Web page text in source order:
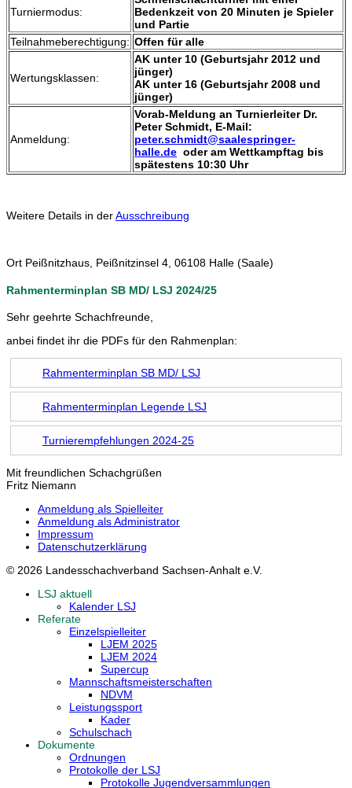
Turniermodus:
Bedenkzeit von 20 Minuten je Spieler
und Partie
Teilnahmeberechtigung: Offen für alle
Wertungsklassen:
AK unter 10 (Geburtsjahr 2012 und
jünger)
AK unter 16 (Geburtsjahr 2008 und
jünger)
Anmeldung:
Vorab-Meldung an Turnierleiter Dr.
Peter Schmidt, E-Mail:
peter.schmidt@saalespringer-
halle.de oder am Wettkampftag bis
spätestens 10:30 Uhr
Weitere Details in derAusschreibung
Ort Peißnitzhaus, Peißnitzinsel 4, 06108 Halle (Saale)
Rahmenterminplan SB MD/ LSJ 2024/25
Sehr geehrte Schachfreunde,
anbei findet ihr die PDFs für den Rahmenplan:
Rahmenterminplan SB MD/ LSJ
Rahmenterminplan Legende LSJ
Turnierempfehlungen 2024-25
Mit freundlichen Schachgrüßen
Fritz Niemann
Anmeldung als Spielleiter
Anmeldung als Administrator
Impressum
Datenschutzerklärung
© 2026 Landesschachverband Sachsen-Anhalt e.V.
LSJ aktuell
Kalender LSJ
Referate
Einzelspielleiter
LJEM 2025
LJEM 2024
Supercup
Mannschaftsmeisterschaften
NDVM
Leistungssport
Kader
Schulschach
Dokumente
Ordnungen
Protokolle der LSJ
Protokolle Jugendversammlungen